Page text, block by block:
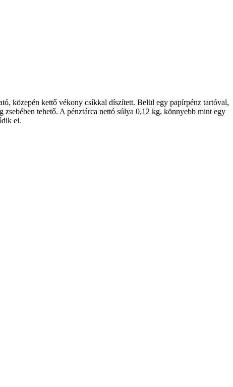
közepén kettő vékony csíkkal díszített. Belül egy papírpénz tartóval,
zsebében tehető. A pénztárca nettó súlya 0,12 kg, könnyebb mint egy
el.